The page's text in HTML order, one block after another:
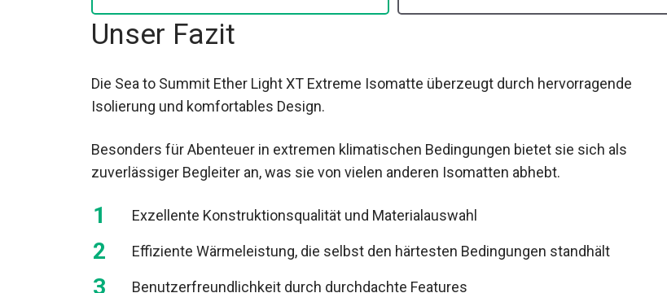
Unser Fazit
Die Sea to Summit Ether Light XT Extreme Isomatte überzeugt durch hervorragende
Isolierung und komfortables Design.
Besonders für Abenteuer in extremen klimatischen Bedingungen bietet sie sich als
zuverlässiger Begleiter an, was sie von vielen anderen Isomatten abhebt.
Exzellente Konstruktionsqualität und Materialauswahl
Effiziente Wärmeleistung, die selbst den härtesten Bedingungen standhält
Benutzerfreundlichkeit durch durchdachte Features